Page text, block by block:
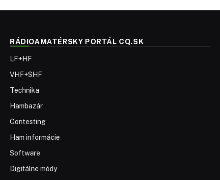
RÁDIOAMATÉRSKY PORTÁL CQ.SK
LF+HF
VHF+SHF
Technika
Hambazár
Contesting
Ham informácie
Software
Digitálne módy